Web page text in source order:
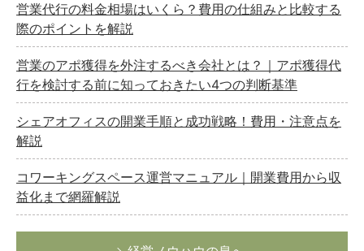
営業代行の料金相場はいくら？費用の仕組みと比較する
際のポイントを解説
営業のアポ獲得を外注するべき会社とは？｜アポ獲得代
行を検討する前に知っておきたい4つの判断基準
シェアオフィスの開業手順と成功戦略！費用・注意点を
解説
コワーキングスペース運営マニュアル｜開業費用から収
益化まで網羅解説